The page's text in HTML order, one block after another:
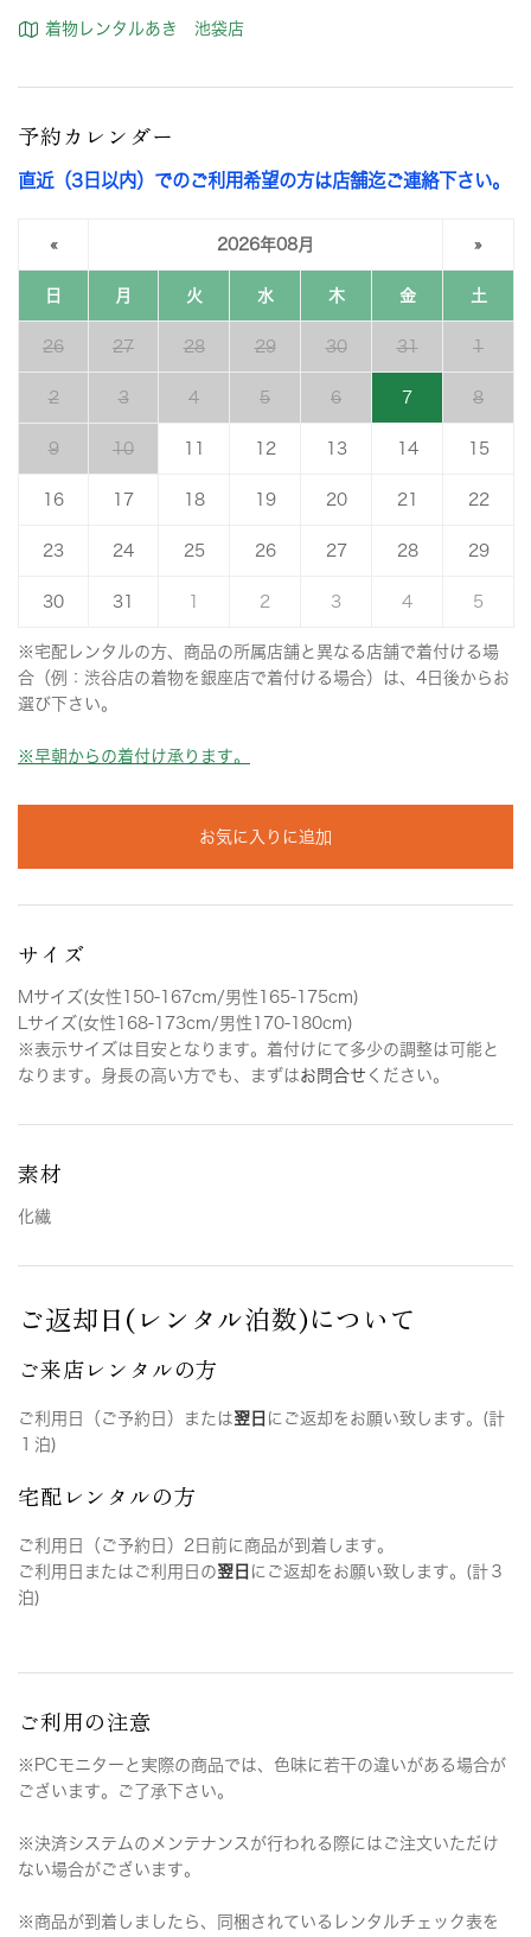
着物レンタルあき 池袋店
予約カレンダー
直近（3日以内）でのご利用希望の方は店舗迄ご連絡下さい。
« 2026年08月 »
日 月 火 水 木 金 土
26 27 28 29 30 31 1
2 3 4 5 6 7 8
9 10 12 13 14 15
16 17 18 19 20 21 22
23 24 25 26 27 28 29
30 31 2 3 4 5
※宅配レンタルの方、商品の所属店舗と異なる店舗で着付ける場
合（例：渋谷店の着物を銀座店で着付ける場合）は、4日後からお
選び下さい。
※早朝からの着付け承ります。
お気に入りに追加
サイズ
Mサイズ(女性150-167cm/男性165-175cm)
Lサイズ(女性168-173cm/男性170-180cm)
※表示サイズは目安となります。着付けにて多少の調整は可能と
なります。身長の高い方でも、まずはお問合せ ください。
素材
化繊
ご返却日(レンタル泊数)について
ご来店レンタルの方
ご利用日（ご予約日）または翌日 にご返却をお願い致します。(計
１泊)
宅配レンタルの方
ご利用日（ご予約日）2日前に商品が到着します。
ご利用日またはご利用日の翌日 にご返却をお願い致します。(計３
泊)
ご利用の注意
※PCモニターと実際の商品では、色味に若干の違いがある場合が
ございます。ご了承下さい。
※決済システムのメンテナンスが行われる際にはご注文いただけ
ない場合がございます。
※商品が到着しましたら、同梱されているレンタルチェック表を